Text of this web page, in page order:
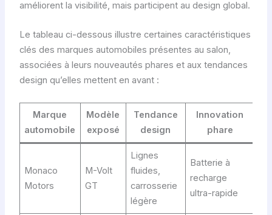
améliorent la visibilité, mais participent au design global.
Le tableau ci-dessous illustre certaines caractéristiques
clés des marques automobiles présentes au salon,
associées à leurs nouveautés phares et aux tendances
design qu’elles mettent en avant :
Marque
automobile
Modèle
exposé
Tendance
design
Innovation
phare
Monaco
Motors
M-Volt
GT
Lignes
fluides,
carrosserie
légère
Batterie à
recharge
ultra-rapide